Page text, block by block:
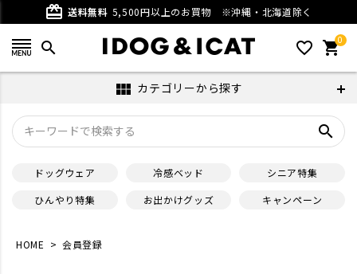
card_giftcard 送料無料 5,500円以上のお買物 ※沖縄・北海道除く
search favorite_outline 0
shopping_cart
view_module カテゴリーから探す
search
ドッグウェア 冷感ベッド
シニア特集
ひんやり特集
お出かけグッズ キャンペーン
HOME 会員登録